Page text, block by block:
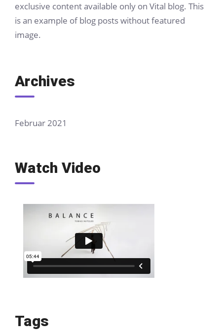
exclusive content available only on Vital blog. This
is an example of blog posts without featured
image.
Archives
Februar 2021
Watch Video
Tags